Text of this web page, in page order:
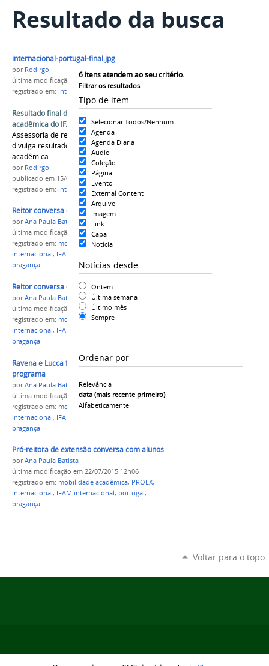
Resultado da busca
6 itens atendem ao seu critério.
Filtrar os resultados
Tipo de item
Selecionar Todos/Nenhum
Agenda
Agenda Diaria
Audio
Coleção
Página
Evento
External Content
Arquivo
Imagem
Link
Capa
Notícia
Notícias desde
Ontem
Última semana
Último mês
Sempre
Ordenar por
Relevância
data (mais recente primeiro)
Alfabeticamente
internacional-portugal-final.jpg
por Rodirgo
última modificação
em 15/04/2019 17h35
registrado em: internacional
Resultado final do Edital de Mobilidade
acadêmica do IFAM
Assessoria de relações internacionais do IFAM
divulga resultado final do Edital de mobilidade
acadêmica
por Rodirgo
publicado em 15/04/2019
registrado em: internacional
Reitor conversa com alunos selecionados
porAna Paula Batista
última modificação
em 23/07/2015 16h23
registrado em: mobilidade acadêmica
internacional, IFAM internacional
bragança
Reitor conversa com alunos
porAna Paula Batista
última modificação
em 22/07/2015 12h24
registrado em: mobilidade acadêmica
internacional, IFAM internacional
bragança
Ravena e Lucca foram selecionados para o
programa
porAna Paula Batista
última modificação
em 22/07/2015 12h08
registrado em: mobilidade acadêmica,
internacional, IFAM internacional
bragança
Pró-reitora de extensão conversa com alunos
porAna Paula Batista
última modificação em 22/07/2015 12h06
registrado em: mobilidade acadêmica, PROEX,
internacional, IFAM internacional, portugal,
bragança
Voltar para o topo